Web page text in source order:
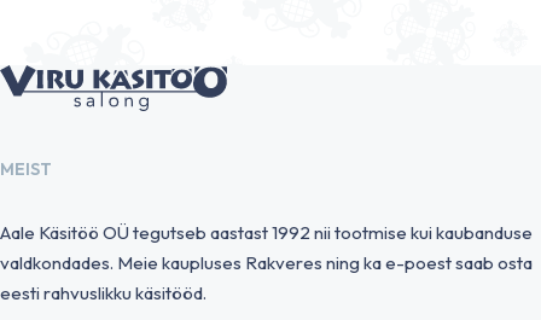
MEIST
Aale Käsitöö OÜ tegutseb aastast 1992 nii tootmise kui kaubanduse
valdkondades. Meie kaupluses Rakveres ning ka e-poest saab osta
eesti rahvuslikku käsitööd.